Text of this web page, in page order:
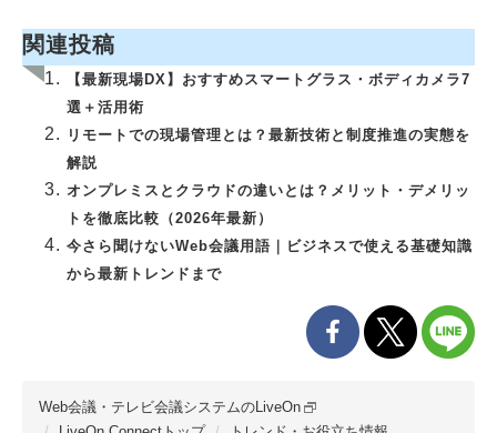
関連投稿
【最新現場DX】おすすめスマートグラス・ボディカメラ7
選＋活用術
リモートでの現場管理とは？最新技術と制度推進の実態を
解説
オンプレミスとクラウドの違いとは？メリット・デメリッ
トを徹底比較（2026年最新）
今さら聞けないWeb会議用語｜ビジネスで使える基礎知識
から最新トレンドまで
Web会議・テレビ会議システムのLiveOn